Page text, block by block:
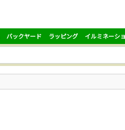
バックヤード ラッピング イルミネーシ